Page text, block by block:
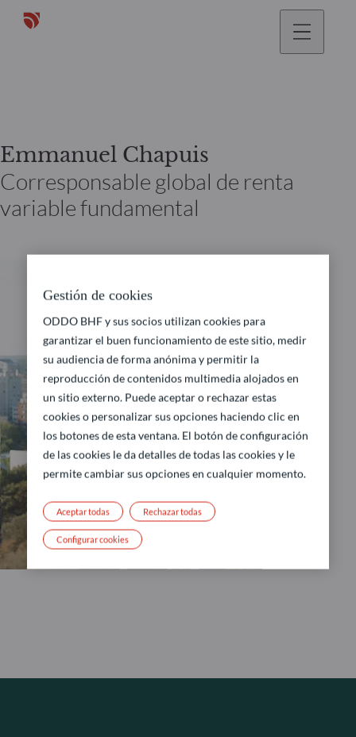
Emmanuel Chapuis
Corresponsable global de renta
variable fundamental
Gestión de cookies
ODDO BHF y sus socios utilizan cookies para
garantizar el buen funcionamiento de este sitio, medir
su audiencia de forma anónima y permitir la
reproducción de contenidos multimedia alojados en
un sitio externo. Puede aceptar o rechazar estas
cookies o personalizar sus opciones haciendo clic en
los botones de esta ventana. El botón de configuración
de las cookies le da detalles de todas las cookies y le
permite cambiar sus opciones en cualquier momento.
Rechazar todas
Aceptar todas
Configurar cookies